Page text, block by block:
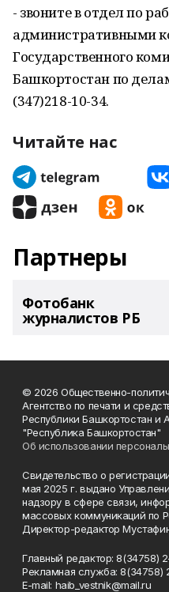
- звоните в отдел по
административными
Государственного
Башкортостан по
(347)218-10-34.
Читайте нас
Партнеры
Фотобанк
журналистов РБ
© 2026 Общественно-
Агентство по печати и
Республики Башкортостан и
"Республика Башкортостан"
Об использовании
Свидетельство о
мая 2025 г. выдано
надзору в сфере связи,
массовых коммуникаций по
Директор-редактор
Главный редактор: 8(34758)
Рекламная служба: 8(34758)
Е-mаil: haib_vestnik@mail.ru